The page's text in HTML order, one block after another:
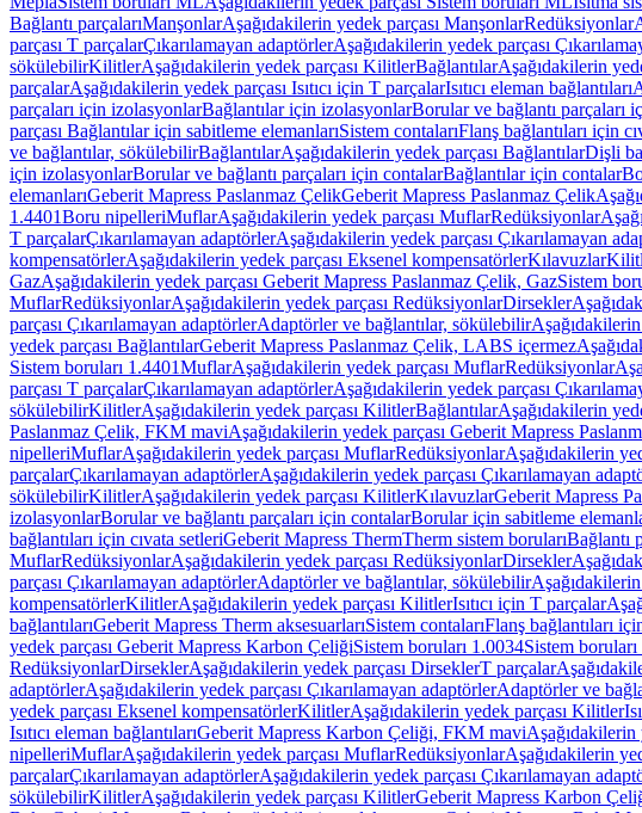
Bağlantı parçalarıManşonlarAşağıdakilerin yedek parçası ManşonlarRedüksiyonlar
parçası T parçalarÇıkarılamayan adaptörlerAşağıdakilerin yedek parçası
sökülebilirKilitlerAşağıdakilerin yedek parçası KilitlerBağlantılarAşağıdakilerin
parçalarAşağıdakilerin yedek parçası Isıtıcı için T parçalarIsıtıcı eleman bağlantıları
parçaları için izolasyonlarBağlantılar için izolasyonlarBorular ve bağlantı parçaları
parçası Bağlantılar için sabitleme elemanlarıSistem contalarıFlanş bağlantıları için
ve bağlantılar, sökülebilirBağlantılarAşağıdakilerin yedek parçası BağlantılarDişli
için izolasyonlarBorular ve bağlantı parçaları için contalarBağlantılar için contalar
elemanlarıGeberit Mapress Paslanmaz ÇelikGeberit Mapress Paslanmaz Çelik
1.4401Boru nipelleriMuflarAşağıdakilerin yedek parçası MuflarRedüksiyonlar
T parçalarÇıkarılamayan adaptörlerAşağıdakilerin yedek parçası Çıkarılamayan
kompensatörlerAşağıdakilerin yedek parçası Eksenel kompensatörlerKılavuzlar
GazAşağıdakilerin yedek parçası Geberit Mapress Paslanmaz Çelik, GazSistem
MuflarRedüksiyonlarAşağıdakilerin yedek parçası RedüksiyonlarDirsekler
parçası Çıkarılamayan adaptörlerAdaptörler ve bağlantılar, sökülebilir
yedek parçası BağlantılarGeberit Mapress Paslanmaz Çelik, LABS içermez
Sistem boruları 1.4401MuflarAşağıdakilerin yedek parçası MuflarRedüksiyonlar
parçası T parçalarÇıkarılamayan adaptörlerAşağıdakilerin yedek parçası
sökülebilirKilitlerAşağıdakilerin yedek parçası KilitlerBağlantılarAşağıdakilerin
Paslanmaz Çelik, FKM maviAşağıdakilerin yedek parçası Geberit Mapress
nipelleriMuflarAşağıdakilerin yedek parçası MuflarRedüksiyonlarAşağıdakilerin
parçalarÇıkarılamayan adaptörlerAşağıdakilerin yedek parçası Çıkarılamayan
sökülebilirKilitlerAşağıdakilerin yedek parçası KilitlerKılavuzlarGeberit Mapress
izolasyonlarBorular ve bağlantı parçaları için contalarBorular için sabitleme
bağlantıları için cıvata setleriGeberit Mapress ThermTherm sistem borularıBağlantı
MuflarRedüksiyonlarAşağıdakilerin yedek parçası RedüksiyonlarDirsekler
parçası Çıkarılamayan adaptörlerAdaptörler ve bağlantılar, sökülebilir
kompensatörlerKilitlerAşağıdakilerin yedek parçası KilitlerIsıtıcı için T parçalar
bağlantılarıGeberit Mapress Therm aksesuarlarıSistem contalarıFlanş bağlantıları
yedek parçası Geberit Mapress Karbon ÇeliğiSistem boruları 1.0034Sistem
RedüksiyonlarDirseklerAşağıdakilerin yedek parçası DirseklerT parçalar
adaptörlerAşağıdakilerin yedek parçası Çıkarılamayan adaptörlerAdaptörler ve
yedek parçası Eksenel kompensatörlerKilitlerAşağıdakilerin yedek parçası Kilitler
Isıtıcı eleman bağlantılarıGeberit Mapress Karbon Çeliği, FKM mavi
nipelleriMuflarAşağıdakilerin yedek parçası MuflarRedüksiyonlarAşağıdakilerin
parçalarÇıkarılamayan adaptörlerAşağıdakilerin yedek parçası Çıkarılamayan
sökülebilirKilitlerAşağıdakilerin yedek parçası KilitlerGeberit Mapress Karbon